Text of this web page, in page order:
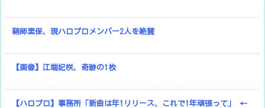
鞘師里保、現ハロプロメンバー2人を絶賛
【画像】江端妃咲、奇跡の1枚
【ハロプロ】事務所「新曲は年1リリース、これで1年頑張って」 ←